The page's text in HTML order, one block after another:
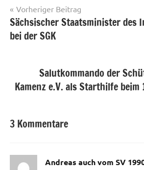
Beitragsnavigation
Vorheriger Beitrag
Sächsischer Staatsminister des
bei der SGK
Salutkommando der
Kamenz e.V. als Starthilfe
3 Kommentare
Andreas auch vom SV